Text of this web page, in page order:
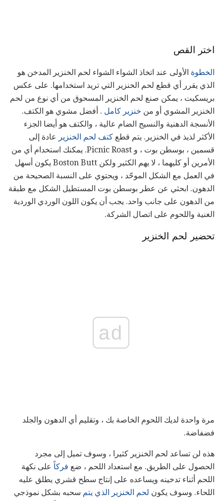
اختر القص
الخطوة الأولى عند اتخاذ الشواء الشواء لحم الخنزير المدخن هو
الذي يقرر أي قطع لحم الخنزير التي تريد استخدامها. على عكس
بريسكيت ، يمكن صنع لحم الخنزير المسحوق من أي نوع من لحم
الخنزير المشوي أو من خنزير كامل . أفضل مشوي هو الكتف.
الأنسجة الدهنية والنسيج الضام عالية ، والكتف هو أيضا الجزء
الأكثر لذيذ في الخنزير. يتم قطع كتف لحم الخنزير عادة إلى
قسمين ، بوسطن بوت ، و Picnic Roast. يمكنك استخدام أي من
الأمرين أو كليهما ، لا يهم الكثير ولكن Boston Butt يكون أسهل
في العمل مع الشكل الموحّد ، ويحتوي على النسبة الصحيحة من
الدهون. ابحثي عن عطر بوسطن بوت المستطيل الشكل مع طبقة
من الدهون على جانب واحد. يجب أن يكون اللون الوردي الوردية
الغنية واللحوم على اتصال الشركة.
تحضير لحم الخنزير
ad
مرة واحدة لديك اللحوم الخاصة بك ، وتقليم أي الدهون والجلد
فضفاضة.
هذه لن تساعد لحم الخنزير كثيرا ، وسوف تميل إلى مجرد
الحصول على الطريق. مع استعداد اللحم ، ضع فركاً على نكهة
اللحم أثناء تدخينه ويساعده على إنتاج سطح قشري يطلق عليه
اللحاء. وسوف يكون لحم الخنزير الذي يتم سحبه بشكل نموذجي